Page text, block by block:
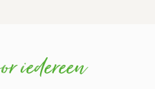
iedereen